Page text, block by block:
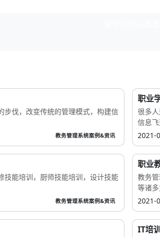
步伐，改变传统的管理模式，构建信
教务管理系统案例&资讯
职业
很多
信息
2021-
技能培训，厨师技能培训，设计技能
教务管理系统案例&资讯
职业
教务
等诸
2021-
IT培